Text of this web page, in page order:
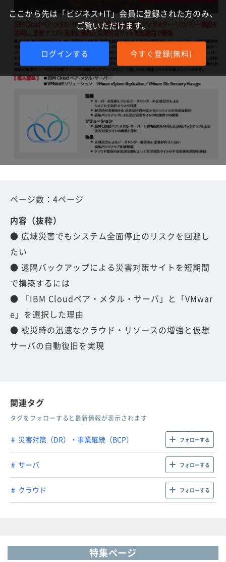
ここから先は「ビジネス+IT」会員に登録された方のみ、
ご覧いただけます。
ログインする 今すぐ登録(無料)
ページ数：4ページ
内容（抜粋）
● 広域災害でもシステム全面停止のリスクを回避し
たい
● 遠隔バックアップによる災害対策サイトを短期間
で構築するには
● 「IBM Cloudベア・メタル・サーバ」と「VMwar
e」を選択した理由
● 被災時の迅速なクラウド・リソースの増強と仮想
サーバの自動復旧を実現
関連タグ
タグをフォローすると最新情報が表示されます
災害対策（DR）・事業継続（BCP） フォローする
サーバ フォローする
クラウド フォローする
特集ページ